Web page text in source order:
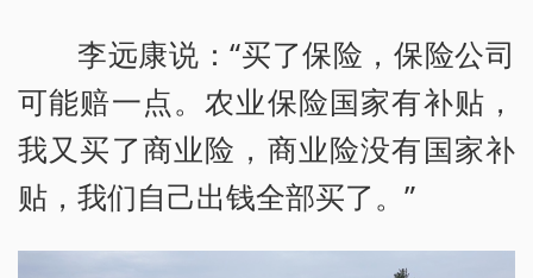
李远康说：“买了保险，保险公司
可能赔一点。农业保险国家有补贴，
我又买了商业险，商业险没有国家补
贴，我们自己出钱全部买了。”